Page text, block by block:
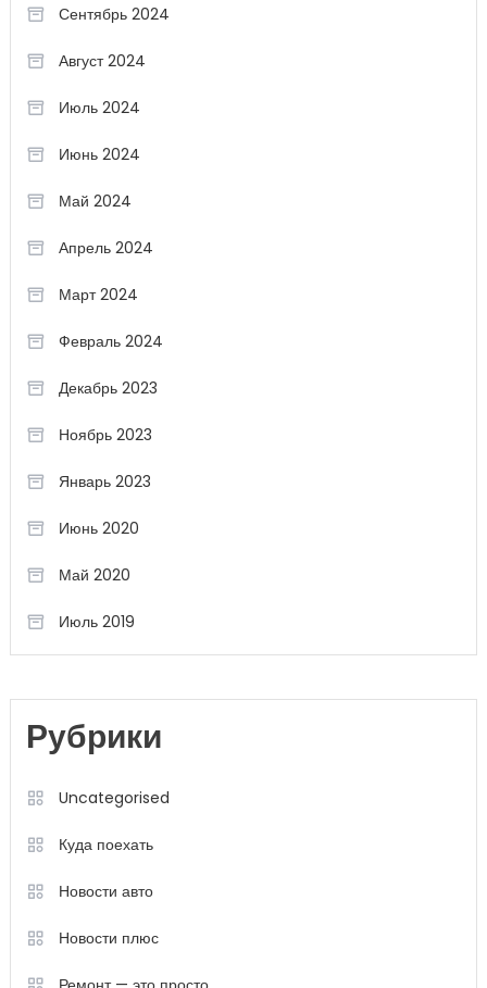
Сентябрь 2024
Август 2024
Июль 2024
Июнь 2024
Май 2024
Апрель 2024
Март 2024
Февраль 2024
Декабрь 2023
Ноябрь 2023
Январь 2023
Июнь 2020
Май 2020
Июль 2019
Рубрики
Uncategorised
Куда поехать
Новости авто
Новости плюс